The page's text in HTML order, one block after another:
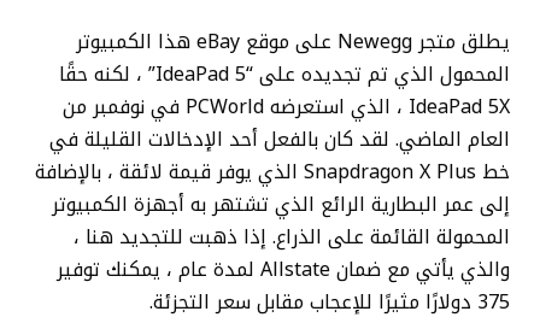
يطلق متجر Newegg على موقع eBay هذا الكمبيوتر
المحمول الذي تم تجديده على “IdeaPad 5” ، لكنه حقًا
IdeaPad 5X ، الذي استعرضه PCWorld في نوفمبر من
العام الماضي. لقد كان بالفعل أحد الإدخالات القليلة في
خط Snapdragon X Plus الذي يوفر قيمة لائقة ، بالإضافة
إلى عمر البطارية الرائع الذي تشتهر به أجهزة الكمبيوتر
المحمولة القائمة على الذراع. إذا ذهبت للتجديد هنا ،
والذي يأتي مع ضمان Allstate لمدة عام ، يمكنك توفير
375 دولارًا مثيرًا للإعجاب مقابل سعر التجزئة.